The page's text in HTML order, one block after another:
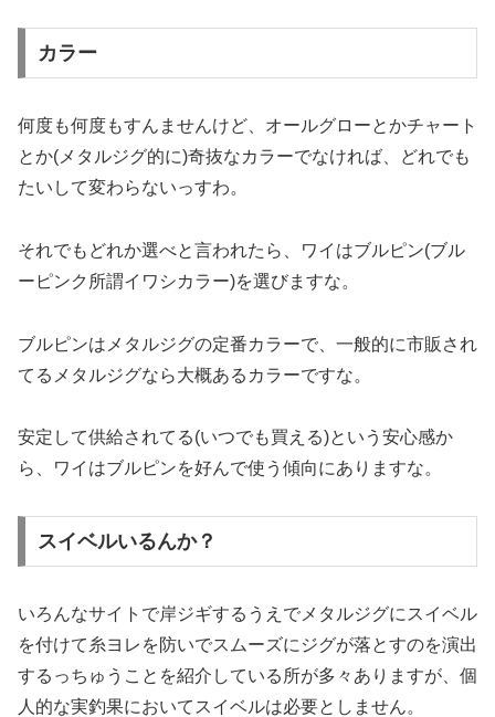
カラー
何度も何度もすんませんけど、オールグローとかチャート
とか(メタルジグ的に)奇抜なカラーでなければ、どれでも
たいして変わらないっすわ。
それでもどれか選べと言われたら、ワイはブルピン(ブル
ーピンク所謂イワシカラー)を選びますな。
ブルピンはメタルジグの定番カラーで、一般的に市販され
てるメタルジグなら大概あるカラーですな。
安定して供給されてる(いつでも買える)という安心感か
ら、ワイはブルピンを好んで使う傾向にありますな。
スイベルいるんか？
いろんなサイトで岸ジギするうえでメタルジグにスイベル
を付けて糸ヨレを防いでスムーズにジグが落とすのを演出
するっちゅうことを紹介している所が多々ありますが、個
人的な実釣果においてスイベルは必要としません。